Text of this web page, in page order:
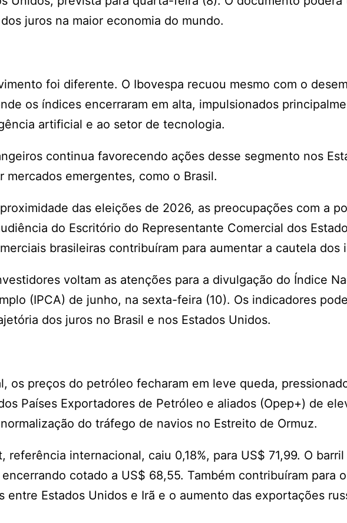
juros na maior economia do mundo.
foi diferente. O Ibovespa recuou mesmo com o
os índices encerraram em alta, impulsionados
artificial e ao setor de tecnologia.
continua favorecendo ações desse segmento nos
mercados emergentes, como o Brasil.
das eleições de 2026, as preocupações com a
do Escritório do Representante Comercial dos
brasileiras contribuíram para aumentar a cautela dos
voltam as atenções para a divulgação do Índice
(IPCA) de junho, na sexta-feira (10). Os indicadores
dos juros no Brasil e nos Estados Unidos.
os preços do petróleo fecharam em leve queda,
Países Exportadores de Petróleo e aliados (Opep+) de
do tráfego de navios no Estreito de Ormuz.
referência internacional, caiu 0,18%, para US$ 71,99. O
cotado a US$ 68,55. Também contribuíram para
entre Estados Unidos e Irã e o aumento das exportações